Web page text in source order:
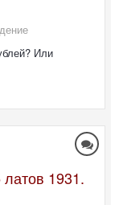
Или
1931.